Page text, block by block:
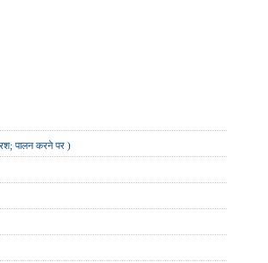
पालन करने पर )